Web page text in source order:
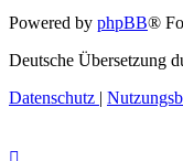
Powered by phpBB®
Deutsche Übersetzung
Datenschutz |